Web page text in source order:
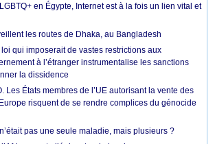
en Égypte, Internet est à la fois un lien vital et
les routes de Dhaka, au Bangladesh
qui imposerait de vastes restrictions aux
à l’étranger instrumentalise les sanctions
la dissidence
Les États membres de l’UE autorisant la vente des
risquent de se rendre complices du génocide
pas une seule maladie, mais plusieurs ?